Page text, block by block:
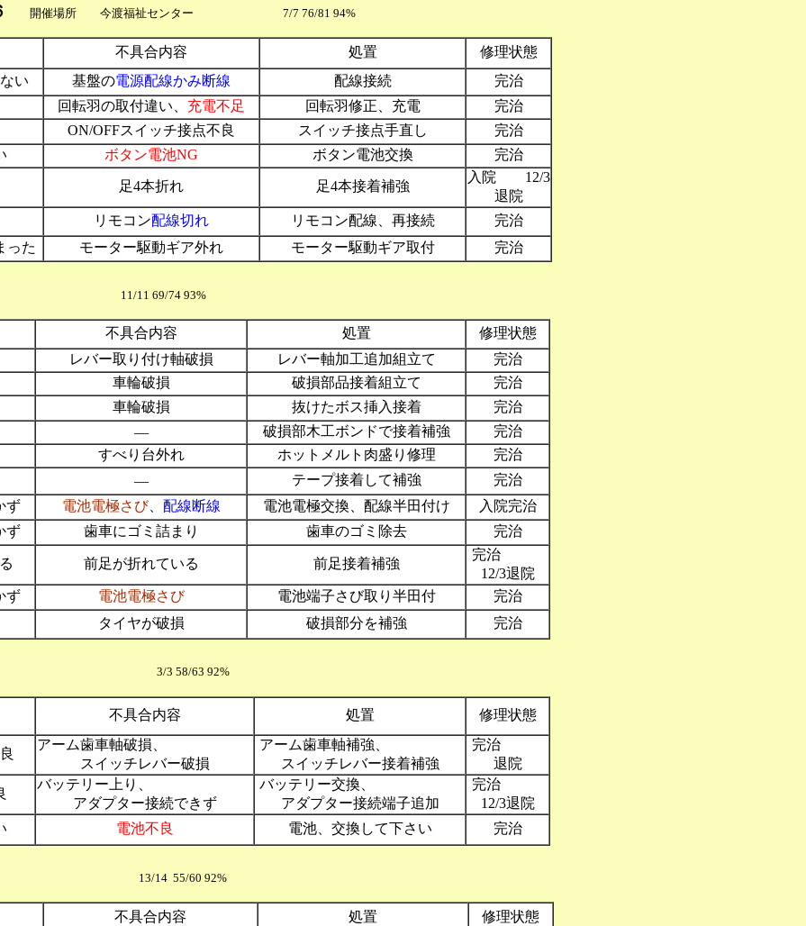
開催場所 今渡福祉センター 7/7 76/81 94%
不具合内容 処置
修理状態
い 基盤の電源配線かみ断線 配線接続
完治
回転羽の取付違い、 充電不足 回転羽修正、充電
完治
ON/OFFスイッチ接点不良 スイッチ接点手直し
完治
ボタン電池NG ボタン電池交換 完治
足4本折れ 足4本接着補強
入院 12/3
退院
リモコン配線切れ リモコン配線、再接続
完治
った モーター駆動ギア外れ モーター駆動ギア取付 完治
11 69/74 93%
不具合内容 処置
修理状態
レバー取り付け軸破損 レバー軸加工追加組立て
完治
車輪破損 破損部品接着組立て
完治
車輪破損 抜けたボス挿入接着
完治
― 破損部木工ボンドで接着補強
完治
すべり台外れ ホットメルト肉盛り修理
完治
― テープ接着して補強
完治
ず 電池電極さび、 配線断線 電池電極交換、配線半田付け
入院完治
ず 歯車にゴミ詰まり 歯車のゴミ除去 完治
前足が折れている 前足接着補強
完治
12/3退院
ず 電池電極さび 電池端子さび取り半田付
完治
タイヤが破損 破損部分を補強 完治
ンター 3/3 58/63 92%
不具合内容 処置 修理状態
アーム歯車軸破損、
スイッチレバー破損
アーム歯車軸補強、
スイッチレバー接着補強
完治
退院
バッテリー上り、
アダプター接続できず
バッテリー交換、
アダプター接続端子追加
完治
12/3退院
電池不良 電池、交換して下さい 完治
ー 13/14 55/60 92%
不具合内容 処置 修理状態